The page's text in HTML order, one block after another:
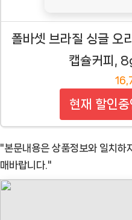
폴바셋 브라질 싱글 오
캡슐커피,
현재 할인중
"본문내용은 상품정보와 일치하
매바랍니다."